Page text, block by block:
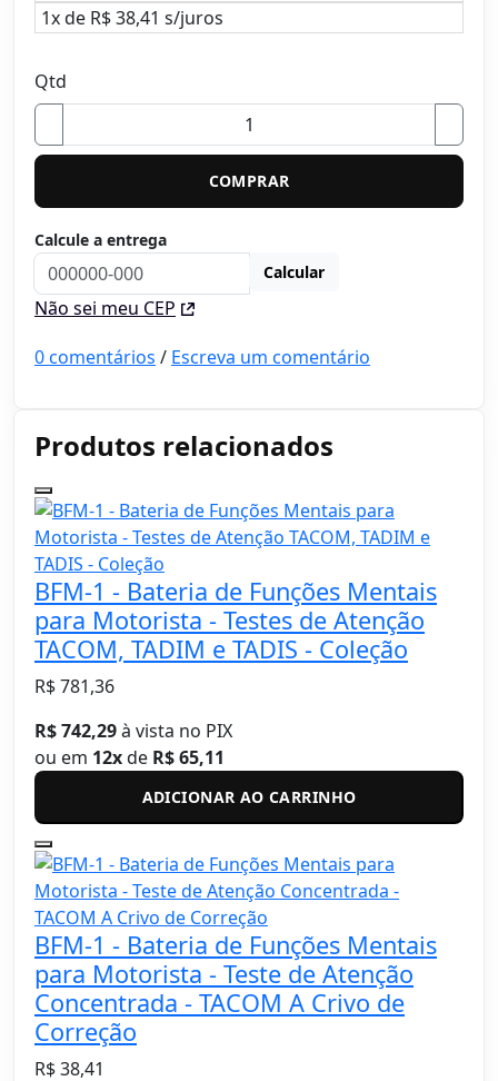
1x de R$ 38,41 s/juros
Qtd
COMPRAR
Calcule a entrega
Calcular
Não sei meu CEP
0 comentários / Escreva um comentário
Produtos relacionados
BFM-1 - Bateria de Funções Mentais
para Motorista - Testes de Atenção
TACOM, TADIM e TADIS - Coleção
R$ 781,36
R$ 742,29à vista no PIX
ou em 12xde R$ 65,11
ADICIONAR AO CARRINHO
BFM-1 - Bateria de Funções Mentais
para Motorista - Teste de Atenção
Concentrada - TACOM A Crivo de
Correção
R$ 38,41